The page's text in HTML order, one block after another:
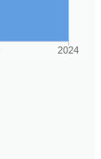
2024